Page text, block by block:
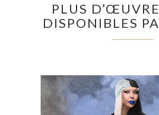
PLUS
DISPONIBLES